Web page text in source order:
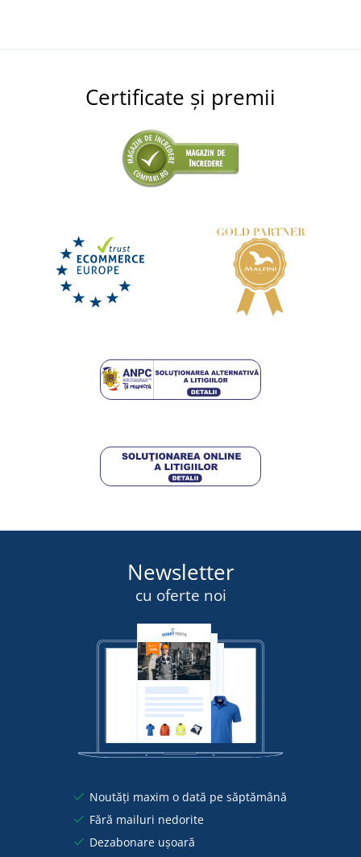
Certificate și premii
Newsletter
cu oferte noi
Noutăți maxim o dată pe săptămână
Fără mailuri nedorite
Dezabonare ușoară